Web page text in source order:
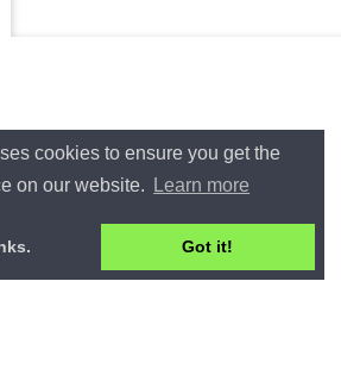
cookies to ensure you get the
on our website.
Learn more
Got it!